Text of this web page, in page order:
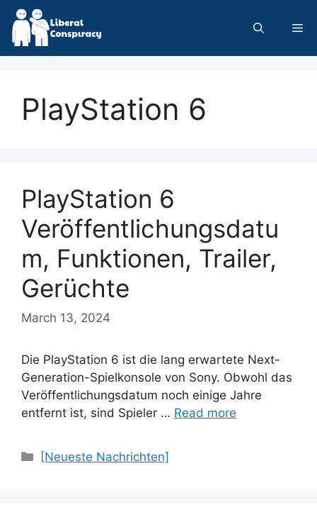
Skip
content
PlayStation 6
PlayStation 6
Veröffentlichungsdatu
m, Funktionen, Trailer,
Gerüchte
March 13, 2024
Die PlayStation 6 ist die lang erwartete Next-
Generation-Spielkonsole von Sony. Obwohl das
Veröffentlichungsdatum noch einige Jahre
entfernt ist, sind Spieler … Read more
Categories
[Neueste Nachrichten]